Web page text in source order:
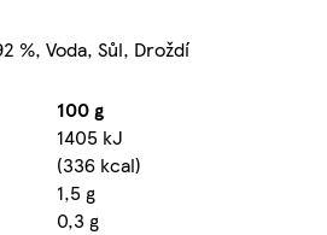
%, Voda, Sůl, Droždí
100 g
1405 kJ
(336 kcal)
1,5 g
0,3 g